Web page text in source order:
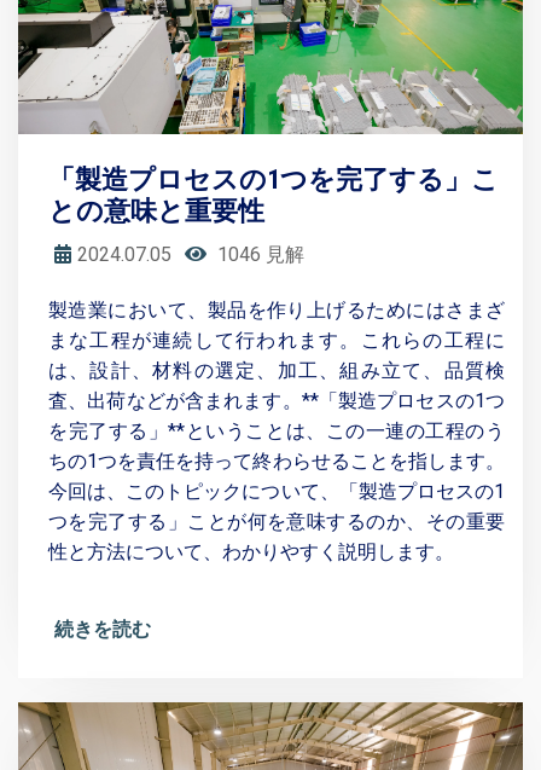
「製造プロセスの1つを完了する」こ
との意味と重要性
2024.07.05 1046 見解
製造業において、製品を作り上げるためにはさまざ
まな工程が連続して行われます。これらの工程に
は、設計、材料の選定、加工、組み立て、品質検
査、出荷などが含まれます。**「製造プロセスの1つ
を完了する」**ということは、この一連の工程のう
ちの1つを責任を持って終わらせることを指します。
今回は、このトピックについて、「製造プロセスの1
つを完了する」ことが何を意味するのか、その重要
性と方法について、わかりやすく説明します。
続きを読む